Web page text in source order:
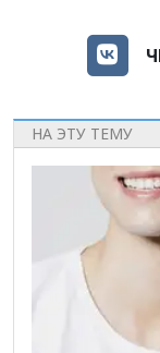
НА ЭТУ ТЕМУ